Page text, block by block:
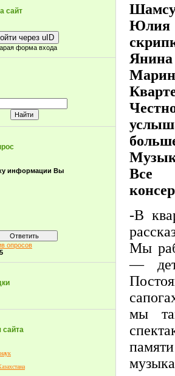
сайт
через uID
форма входа
информации Вы
опросов
сайта
Юлия
Все
-В
Мы
—
мы